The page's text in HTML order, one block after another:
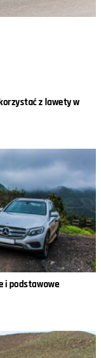
z lawety w
i podstawowe